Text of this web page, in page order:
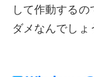
して作動する
ダメなんでしょ